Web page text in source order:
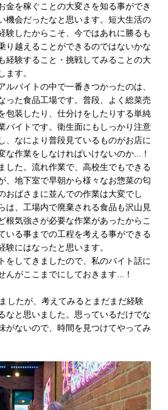
金を稼ぐことの大変さを知る事ができ
機会だったなと思います。短大生活の
験したからこそ、今ではあれに勝るも
り越えることができるのではないかな
経験すること・挑戦してみることの大
ます。
ルバイトの中で一番きつかったのは、
った食品工場です。普段、よく総菜売
包装したり、仕分けをしたりする単純
バイトです。衛生面にもしっかり注意
、なにより普段見ているものがお店に
な作業をしなければいけないのか...！
した。流れ作業で、高校生でもできる
、地下室で早朝から様々なお惣菜の匂
おばさまに並んでの作業は大変でし
は、工場内で廃棄される食品も沢山見
根気強さが必要な作業があったからこ
いる事までの工程を考える事ができる
験にはなったと思います。
をしてきましたので、私のバイト話に
んがここまでにしておきます...！
したが、考えてみるとまだまだ経験
なと思いました。思っているだけでな
がないので、時間を見つけてやってみ